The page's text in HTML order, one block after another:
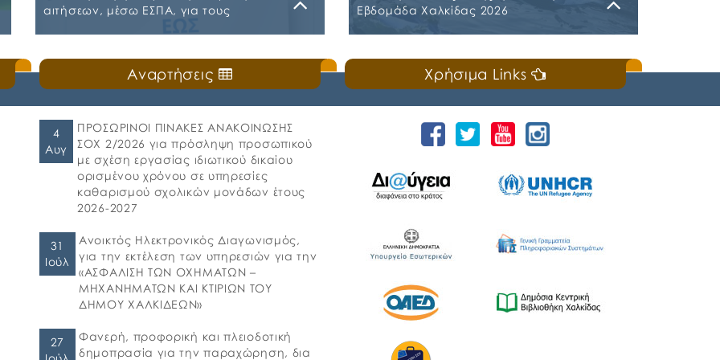
αιτήσεων, μέσω ΕΣΠΑ, για τους
🛎️Ο Δήμος Χαλκιδέων ενημερώνει τους γονείς
και τους κηδεμόνες ότι, ξεκίνησε η
ηλεκτρονική υποβολή αιτήσεων για τη
συμμετοχή στο πρόγραμμα «Προώθηση και
υποστήριξη παιδιών για την ένταξή τους
στην προσχολική εκπαίδευση καθώς και για
τη πρόσβαση παιδιών σχολικής ηλικίας,
εφήβων και ατόμων με αναπηρία, σε
υπηρεσίες δημιουργικής απασχόλησης» για
Εβδομάδα Χαλκίδας 2026
📣Για 3η συνεχή χρονιά «άνοιξε πανιά» η
Ναυτική Εβδομάδα Χαλκίδας χθες, Σάββατο
18 Ιουλίου 2026, που διοργανώνουν ο Δήμος
Χαλκιδέων και η Ιερά Μητρόπολη Χαλκίδος,
Ιστιαίας και Βορείων Σποράδων, με την
Ελλάδας και του Ο.Π.Α.ΣΤ.Ε, του Οργανισμού
Λιμένων Ν. Εύβοιας και του Επιμελητηρίου
Εύβοιας. ⚓️Η επίσημη έναρξη
Αναρτήσεις
4
Αυγ
ΠΡΟΣΩΡΙΝΟΙ ΠΙΝΑΚΕΣ ΑΝΑΚΟΙΝΩΣΗΣ
ΣΟΧ 2/2026 για πρόσληψη προσωπικού
με σχέση εργασίας ιδιωτικού δικαίου
ορισμένου χρόνου σε υπηρεσίες
καθαρισμού σχολικών μονάδων έτους
2026-2027
31
Ιούλ
Ανοικτός Ηλεκτρονικός Διαγωνισμός,
για την εκτέλεση των υπηρεσιών για την
«ΑΣΦΑΛΙΣΗ ΤΩΝ ΟΧΗΜΑΤΩΝ –
ΜΗΧΑΝΗΜΑΤΩΝ ΚΑΙ ΚΤΙΡΙΩΝ ΤΟΥ
ΔΗΜΟΥ ΧΑΛΚΙΔΕΩΝ»
27
Φανερή, προφορική και πλειοδοτική
δημοπρασία για την παραχώρηση, δια
Χρήσιμα Links